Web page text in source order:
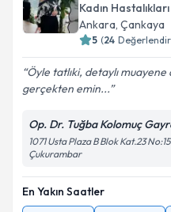
Kadın
Ankara, Çankaya
5 (24
Öyle tatlıki, detaylı
gerçekten emin...
Op. Dr. Tuğba Kolomuç
1071 Usta Plaza B Blok Kat.23
Çukurambar
En Yakın Saatler